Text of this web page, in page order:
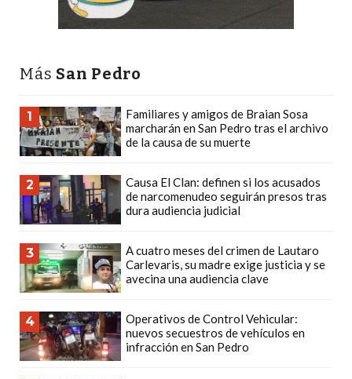
PERGAMINO:
COMPRAR
MEJOR
GIMNASIO
DE
CREAR
TIENDA
GRATIS
SUPLEMENTOS
DEPORTIVOS
EN
PERGAMINO:
DÓNDE
Más San Pedro
1
Familiares y amigos de Braian Sosa
marcharán en San Pedro tras el archivo
de la causa de su muerte
2
Causa El Clan: definen si los acusados
de narcomenudeo seguirán presos tras
dura audiencia judicial
3
A cuatro meses del crimen de Lautaro
Carlevaris, su madre exige justicia y se
avecina una audiencia clave
4
Operativos de Control Vehicular:
nuevos secuestros de vehículos en
infracción en San Pedro